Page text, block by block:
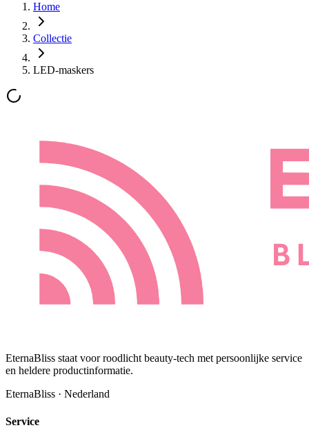
Home
Collectie
LED-maskers
EternaBliss staat voor roodlicht beauty-tech met persoonlijke service
en heldere productinformatie.
EternaBliss · Nederland
Service